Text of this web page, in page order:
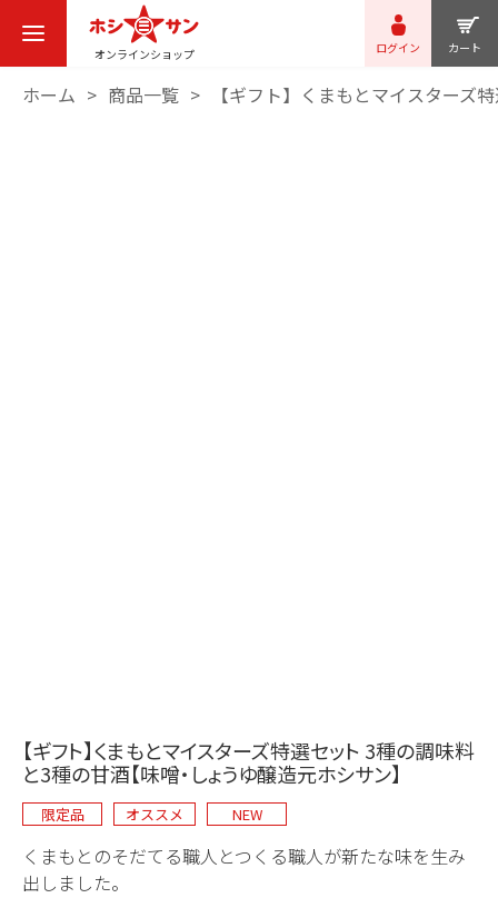
オンラインショップ ログイン カート
ホーム 商品一覧 【ギフト】くまもとマイスターズ
【ギフト】くまもとマイスターズ特選セット 3種の調味料
と3種の甘酒【味噌・しょうゆ醸造元ホシサン】
限定品 オススメ NEW
くまもとのそだてる職人とつくる職人が新たな味を生み
出しました。